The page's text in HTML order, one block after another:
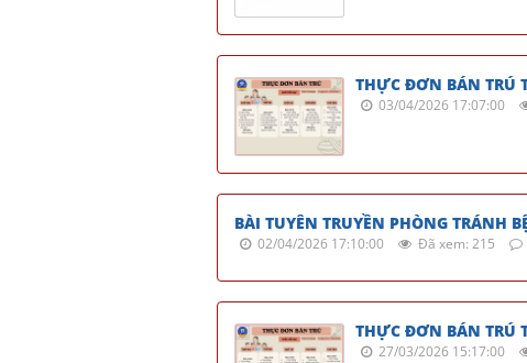
THỰC ĐƠN BÁN TRÚ
03/04/2026 17:07:00
BÀI TUYÊN TRUYỀN PHÒNG TRÁNH
02/04/2026 17:10:00 Đã xem: 215
THỰC ĐƠN BÁN TRÚ
27/03/2026 15:17:00